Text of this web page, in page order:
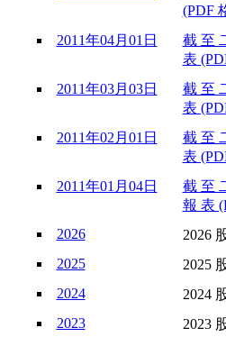
(PDF
2011年04月01日
截 至
表
2011年03月03日
截 至
表
2011年02月01日
截 至
表
2011年01月04日
截 至
報 表
2026
2026
2025
2025
2024
2024
2023
2023